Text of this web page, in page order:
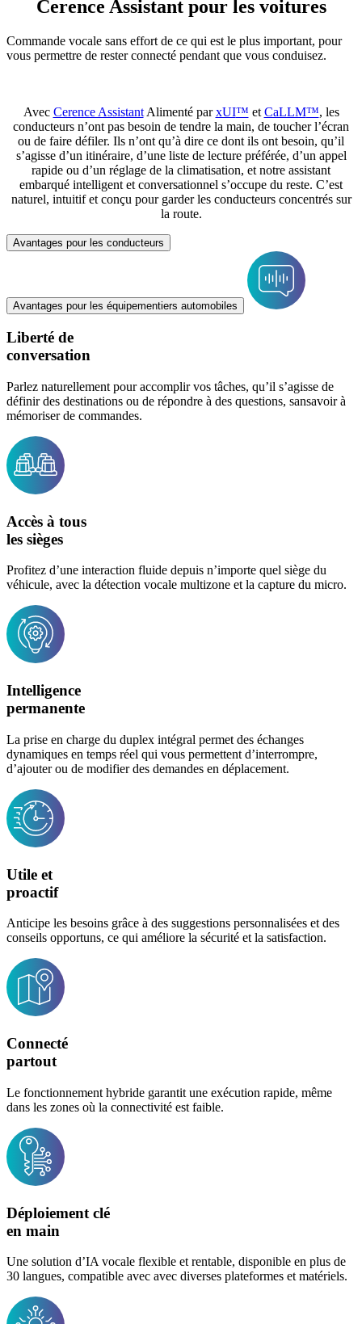
Cerence Assistant pour les voitures
Commande vocale sans effort de ce qui est le plus important, pour
vous permettre de rester connecté pendant que vous conduisez.
Avec Cerence AssistantAlimenté parxUI™ et CaLLM™, les
conducteurs n’ont pas besoin de tendre la main, de toucher l’écran
ou de faire défiler. Ils n’ont qu’à dire ce dont ils ont besoin, qu’il
s’agisse d’un itinéraire, d’une liste de lecture préférée, d’un appel
rapide ou d’un réglage de la climatisation, et notre assistant
embarqué intelligent et conversationnel s’occupe du reste. C’est
naturel, intuitif et conçu pour garder les conducteurs concentrés sur
la route.
Avantages pour les conducteurs
Avantages pour les équipementiers automobiles
Liberté de
conversation
Parlez naturellement pour accomplir vos tâches, qu’il s’agisse de
définir des destinations ou de répondre à des questions, sansavoir à
mémoriser de commandes.
Accès à tous
les sièges
Profitez d’une interaction fluide depuis n’importe quel siège du
véhicule, avec la détection vocale multizone et la capture du micro.
Intelligence
permanente
La prise en charge du duplex intégral permet des échanges
dynamiques en temps réel qui vous permettent d’interrompre,
d’ajouter ou de modifier des demandes en déplacement.
Utile et
proactif
Anticipe les besoins grâce à des suggestions personnalisées et des
conseils opportuns, ce qui améliore la sécurité et la satisfaction.
Connecté
partout
Le fonctionnement hybride garantit une exécution rapide, même
dans les zones où la connectivité est faible.
Déploiement clé
en main
Une solution d’IA vocale flexible et rentable, disponible en plus de
30 langues, compatible avec avec diverses plateformes et matériels.